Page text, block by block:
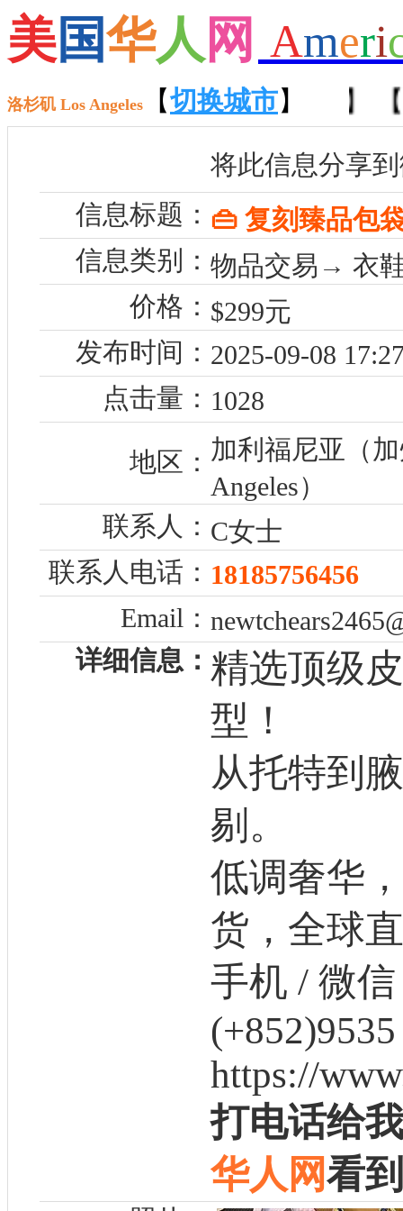
美国华人 网 Ameri
洛杉矶 Los Angeles 【切换城市】
车辆交易】 【二手货交易 】 【
将此信息分享
信息标题： 👜 复刻臻品包
信息类别： 物品交易→ 衣
价格： $299元
发布时间： 2025-09-08
点击量： 1028
地区： 加利福尼亚（
Angeles）
联系人： C女士
联系人电话： 18185756456
Email：
详细信息： 精选顶级
型！
从托特到
剔。
低调奢华
货，全球
手机 / 微
https://
打电话给
华人网看